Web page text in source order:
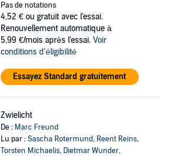
Pas de notations
4,52 € ou gratuit avec l'essai.
Renouvellement automatique à
5,99 €/mois après l'essai. Voir
conditions d'éligibilité
Essayez Standard gratuitement
Zwielicht
De : Marc Freund
Lu par :Sascha Rotermund, Reent Reins,
Torsten Michaelis, Dietmar Wunder,